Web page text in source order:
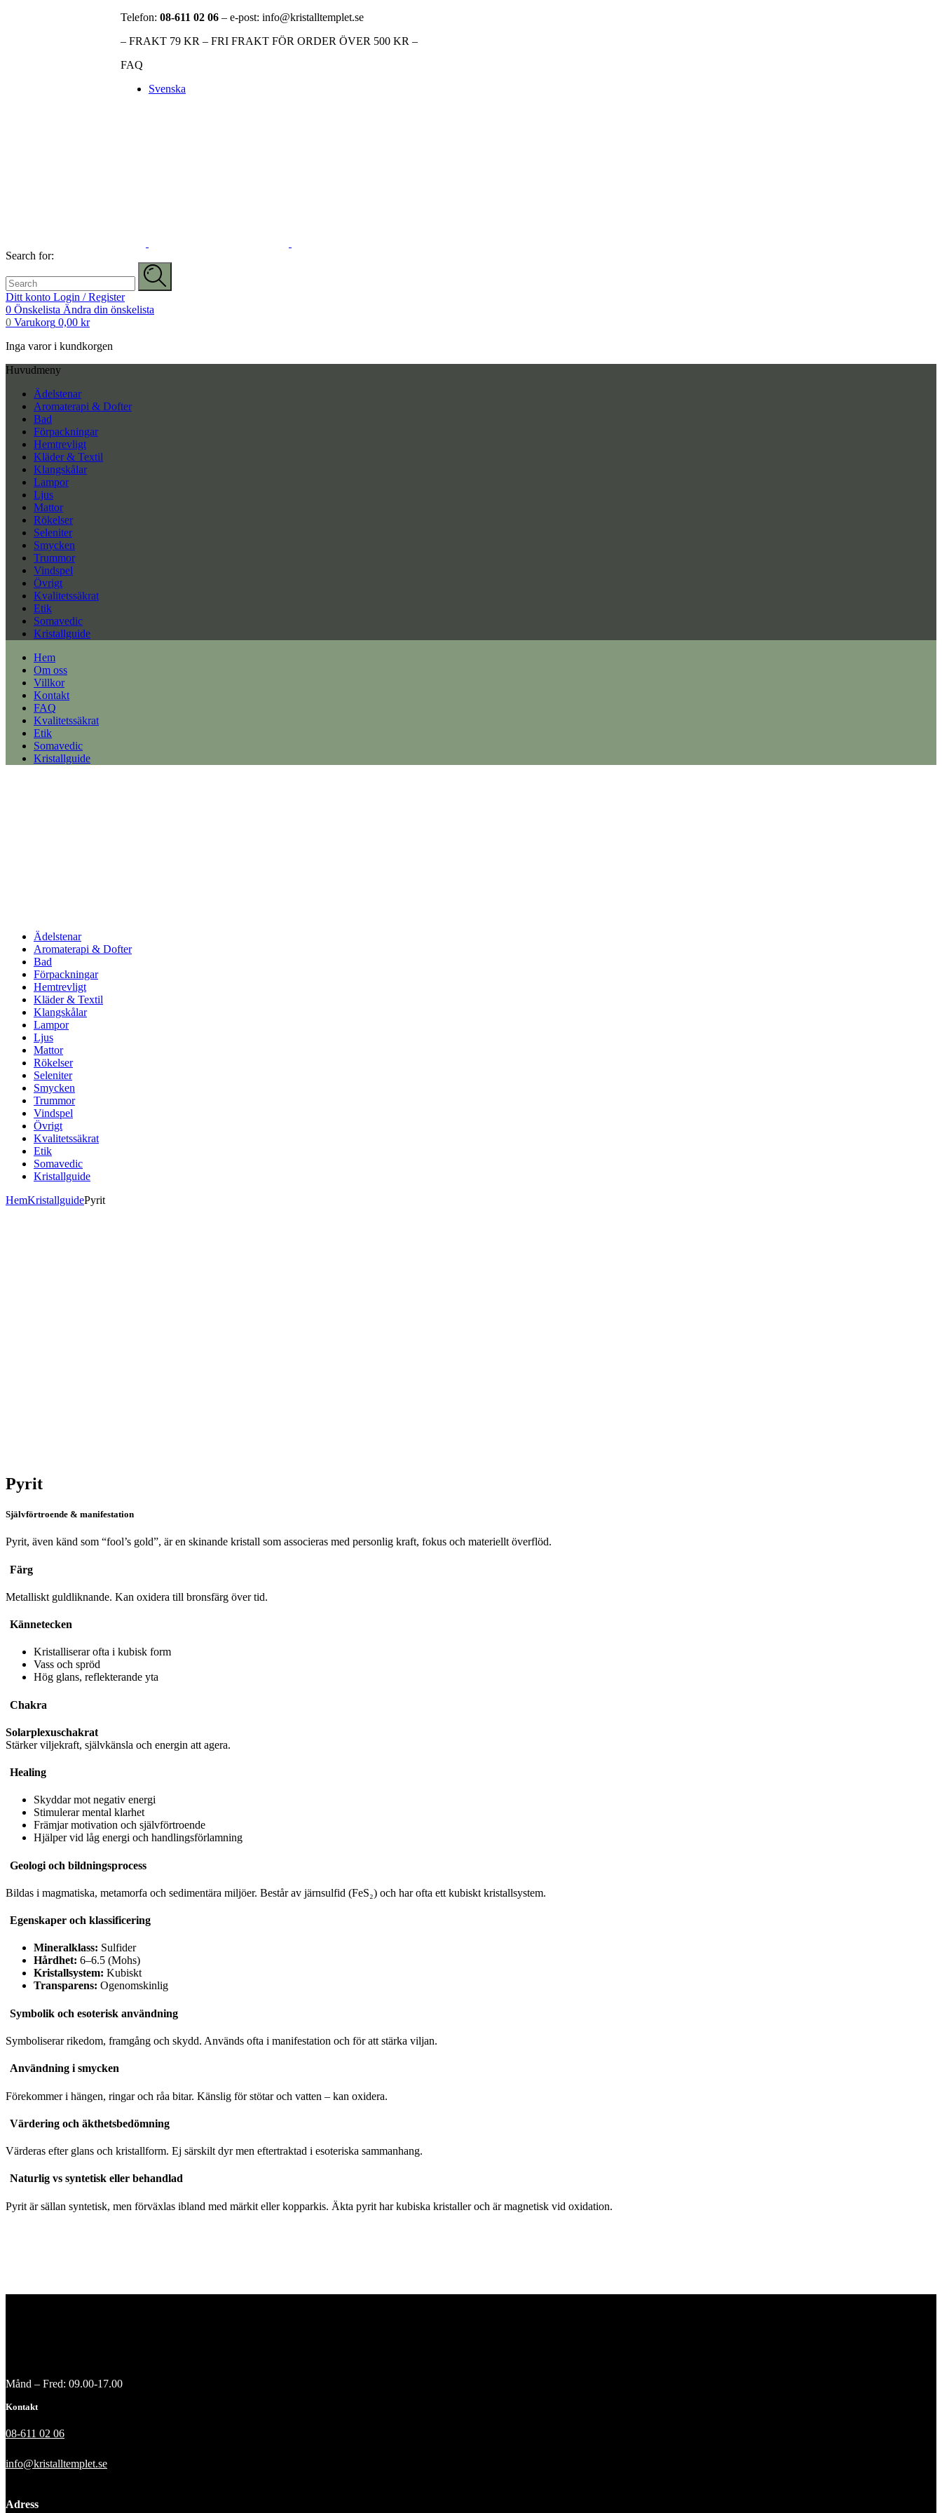
Telefon: 08-611 02 06 – e-post: info@kristalltemplet.se
– FRAKT 79 KR – FRI FRAKT FÖR ORDER ÖVER 500 KR –
FAQ
Svenska
Search for:
Ditt konto Login / Register
0 Önskelista Ändra din önskelista
0 Varukorg 0,00 kr
Inga varor i kundkorgen
Huvudmeny
Ädelstenar
Aromaterapi & Dofter
Bad
Förpackningar
Hemtrevligt
Kläder & Textil
Klangskålar
Lampor
Ljus
Mattor
Rökelser
Seleniter
Smycken
Trummor
Vindspel
Övrigt
Kvalitetssäkrat
Etik
Somavedic
Kristallguide
Hem
Om oss
Villkor
Kontakt
FAQ
Kvalitetssäkrat
Etik
Somavedic
Kristallguide
Ädelstenar
Aromaterapi & Dofter
Bad
Förpackningar
Hemtrevligt
Kläder & Textil
Klangskålar
Lampor
Ljus
Mattor
Rökelser
Seleniter
Smycken
Trummor
Vindspel
Övrigt
Kvalitetssäkrat
Etik
Somavedic
Kristallguide
HemKristallguidePyrit
Pyrit
Självförtroende & manifestation
Pyrit, även känd som “fool’s gold”, är en skinande kristall som associeras med personlig kraft, fokus och materiellt överflöd.
Färg
Metalliskt guldliknande. Kan oxidera till bronsfärg över tid.
Kännetecken
Kristalliserar ofta i kubisk form
Vass och spröd
Hög glans, reflekterande yta
Chakra
Solarplexuschakrat
Stärker viljekraft, självkänsla och energin att agera.
Healing
Skyddar mot negativ energi
Stimulerar mental klarhet
Främjar motivation och självförtroende
Hjälper vid låg energi och handlingsförlamning
Geologi och bildningsprocess
Bildas i magmatiska, metamorfa och sedimentära miljöer. Består av järnsulfid (FeS₂) och har ofta ett kubiskt kristallsystem.
Egenskaper och klassificering
Mineralklass: Sulfider
Hårdhet: 6–6.5 (Mohs)
Kristallsystem: Kubiskt
Transparens: Ogenomskinlig
Symbolik och esoterisk användning
Symboliserar rikedom, framgång och skydd. Används ofta i manifestation och för att stärka viljan.
Användning i smycken
Förekommer i hängen, ringar och råa bitar. Känslig för stötar och vatten – kan oxidera.
Värdering och äkthetsbedömning
Värderas efter glans och kristallform. Ej särskilt dyr men eftertraktad i esoteriska sammanhang.
Naturlig vs syntetisk eller behandlad
Pyrit är sällan syntetisk, men förväxlas ibland med märkit eller kopparkis. Äkta pyrit har kubiska kristaller och är magnetisk vid oxidation.
Månd – Fred: 09.00-17.00
Kontakt
08-611 02 06
info@kristalltemplet.se
Adress